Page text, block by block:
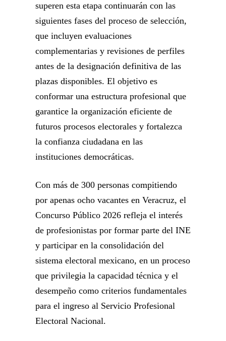
superen esta etapa continuarán con las
siguientes fases del proceso de selección,
que incluyen evaluaciones
complementarias y revisiones de perfiles
antes de la designación definitiva de las
plazas disponibles. El objetivo es
conformar una estructura profesional que
garantice la organización eficiente de
futuros procesos electorales y fortalezca
la confianza ciudadana en las
instituciones democráticas.
Con más de 300 personas compitiendo
por apenas ocho vacantes en Veracruz, el
Concurso Público 2026 refleja el interés
de profesionistas por formar parte del INE
y participar en la consolidación del
sistema electoral mexicano, en un proceso
que privilegia la capacidad técnica y el
desempeño como criterios fundamentales
para el ingreso al Servicio Profesional
Electoral Nacional.